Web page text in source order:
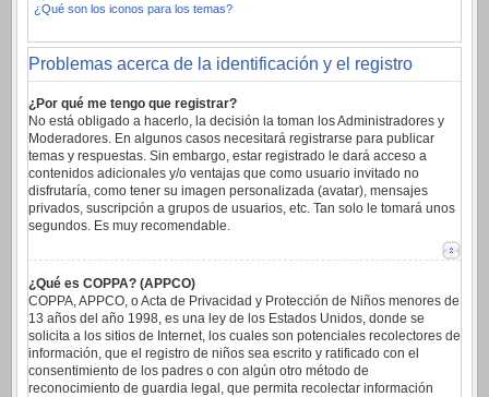
¿Qué son los iconos para los temas?
Problemas acerca de la identificación y el registro
¿Por qué me tengo que registrar?
No está obligado a hacerlo, la decisión la toman los Administradores y
Moderadores. En algunos casos necesitará registrarse para publicar
temas y respuestas. Sin embargo, estar registrado le dará acceso a
contenidos adicionales y/o ventajas que como usuario invitado no
disfrutaría, como tener su imagen personalizada (avatar), mensajes
privados, suscripción a grupos de usuarios, etc. Tan solo le tomará unos
segundos. Es muy recomendable.
¿Qué es COPPA? (APPCO)
COPPA, APPCO, o Acta de Privacidad y Protección de Niños menores de
13 años del año 1998, es una ley de los Estados Unidos, donde se
solicita a los sitios de Internet, los cuales son potenciales recolectores de
información, que el registro de niños sea escrito y ratificado con el
consentimiento de los padres o con algún otro método de
reconocimiento de guardia legal, que permita recolectar información